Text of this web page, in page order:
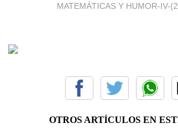
MATEMÁTICAS Y HUMOR-IV-
OTROS ARTÍCULOS EN